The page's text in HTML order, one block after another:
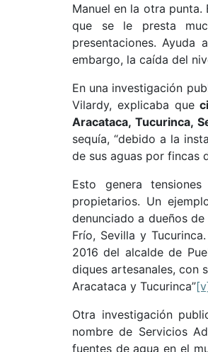
Manuel en la otra
que se le presta
presentaciones.
embargo, la caída del
En una investigación
Vilardy, explicaba que
Aracataca, Tucurinca,
sequía, “debido a la
de sus aguas por fincas
Esto genera
propietarios. Un
denunciado a dueños
Frío, Sevilla y
2016 del alcalde de
diques artesanales, con
Aracataca y Tucurinca”
Otra investigación
nombre de Servicios
fuentes de agua en el